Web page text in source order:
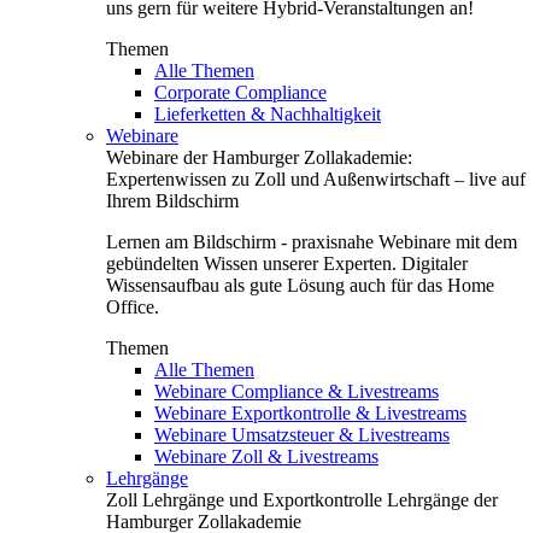
uns gern für weitere Hybrid-Veranstaltungen an!
Themen
Alle Themen
Corporate Compliance
Lieferketten & Nachhaltigkeit
Webinare
Webinare der Hamburger Zollakademie:
Expertenwissen zu Zoll und Außenwirtschaft – live auf
Ihrem Bildschirm
Lernen am Bildschirm - praxisnahe Webinare mit dem
gebündelten Wissen unserer Experten. Digitaler
Wissensaufbau als gute Lösung auch für das Home
Office.
Themen
Alle Themen
Webinare Compliance & Livestreams
Webinare Exportkontrolle & Livestreams
Webinare Umsatzsteuer & Livestreams
Webinare Zoll & Livestreams
Lehrgänge
Zoll Lehrgänge und Exportkontrolle Lehrgänge der
Hamburger Zollakademie